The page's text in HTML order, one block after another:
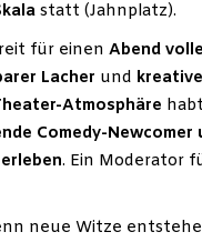
statt (Jahnplatz).
für einen Abend
Lacher und
Atmosphäre
Comedy-Newcomer
. Ein Moderator
neue Witze